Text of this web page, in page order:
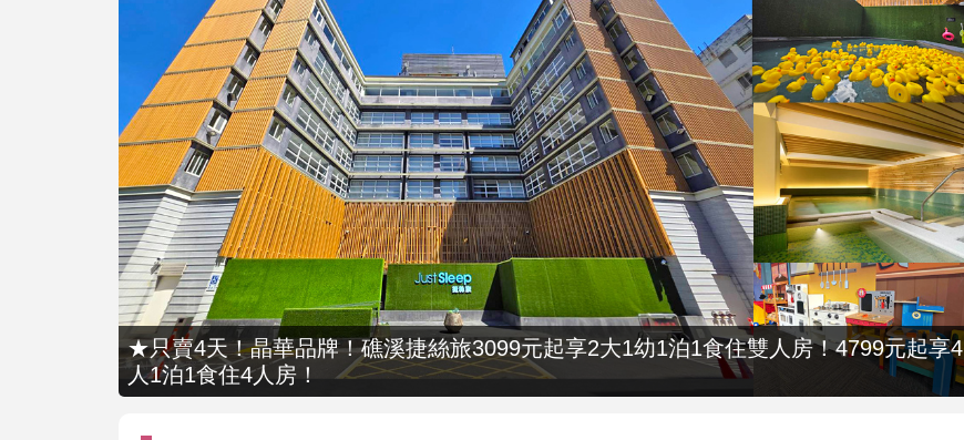
★只賣4天！晶華品牌！礁溪捷絲旅3099元起享2大1幼1泊1食住雙人房！4799元起享4
人1泊1食住4人房！